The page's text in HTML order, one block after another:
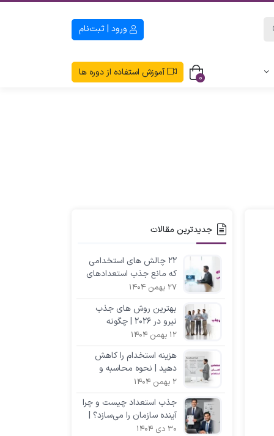
ورود | ثبت‌نام
0 آموزش استفاده از دوره ها
جدیدترین مقالات
۲۲ چالش های استخدامی
که مانع جذب استعدادهای
برتر می‌شوند +(با راه‌حل)
27 بهمن 1404
بهترین روش‌ های جذب
نیرو در ۲۰۲۶ | چگونه
استعدادهای برتر را استخدام
کنیم؟
12 بهمن 1404
هزینه استخدام را کاهش
دهید | نحوه محاسبه و
راهکارهای کم‌هزینه
2 بهمن 1404
جذب استعداد چیست و چرا
آینده سازمان را می‌سازد؟ |
راهنمای جامع
30 دی 1404